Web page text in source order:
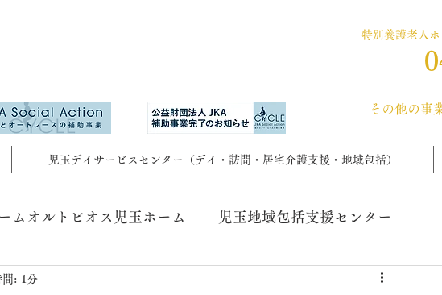
特別養護老人
その他の事
児玉デイサービスセンター（デイ・訪問・居宅介護支援・地域包括）
ムオルトビオス児玉ホーム 児玉地域包括支援センター
間: 1分